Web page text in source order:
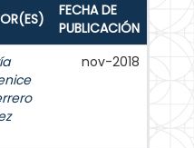
FECHA DE
PUBLICACIÓN
nov-2018